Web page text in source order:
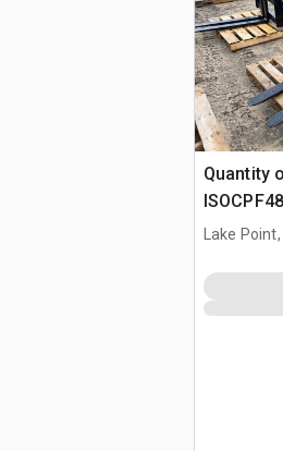
Quantity
6600 lb
Lake Point,